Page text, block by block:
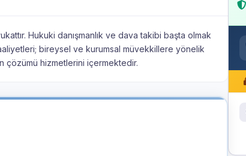
Hukuki danışmanlık ve dava takibi başta olmak
bireysel ve kurumsal müvekkillere yönelik
çözümü hizmetlerini içermektedir.